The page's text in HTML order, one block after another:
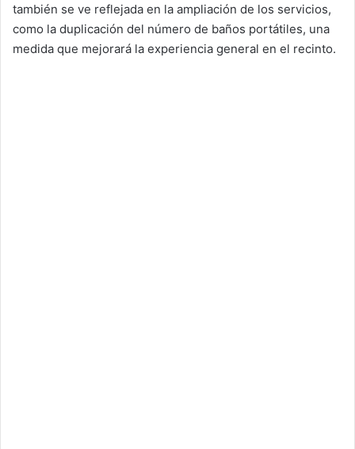
también se ve reflejada en la ampliación de los servicios,
como la duplicación del número de baños portátiles, una
medida que mejorará la experiencia general en el recinto.